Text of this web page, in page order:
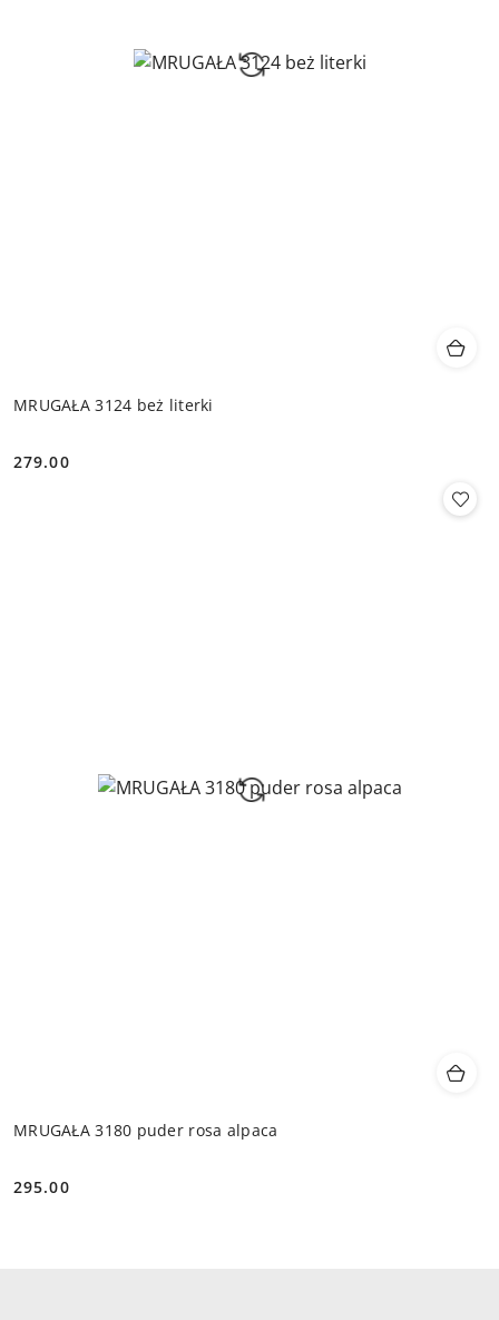
MRUGAŁA 3124 beż literki
Cena:
279.00
MRUGAŁA 3180 puder rosa alpaca
Cena:
295.00